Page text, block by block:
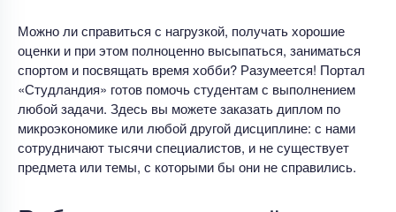
Можно ли справиться с нагрузкой, получать хорошие
оценки и при этом полноценно высыпаться, заниматься
спортом и посвящать время хобби? Разумеется! Портал
«Студландия» готов помочь студентам с выполнением
любой задачи. Здесь вы можете заказать диплом по
микроэкономике или любой другой дисциплине: с нами
сотрудничают тысячи специалистов, и не существует
предмета или темы, с которыми бы они не справились.